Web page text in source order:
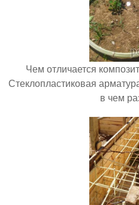
Чем отличается
Стеклопластиковая
в чем